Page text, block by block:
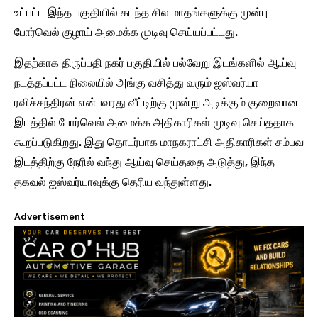
உட்பட்ட இந்த பகுதியில் கடந்த சில மாதங்களுக்கு முன்பு
போர்வெல் குழாய் அமைக்க முடிவு செய்யப்பட்டது.
இதற்காக திருப்பதி நகர் பகுதியில் பல்வேறு இடங்களில் ஆய்வு
நடத்தப்பட்ட நிலையில் அங்கு வசித்து வரும் ஐஸ்வர்யா
ரவிச்சந்திரன் என்பவரது வீட்டிற்கு மூன்று அடிக்கும் குறைவான
இடத்தில் போர்வெல் அமைக்க அதிகாரிகள் முடிவு செய்ததாக
கூறப்படுகிறது. இது தொடர்பாக மாநகராட்சி அதிகாரிகள் சம்பவ
இடத்திற்கு நேரில் வந்து ஆய்வு செய்ததை அடுத்து, இந்த
தகவல் ஐஸ்வர்யாவுக்கு தெரிய வந்துள்ளது.
Advertisement